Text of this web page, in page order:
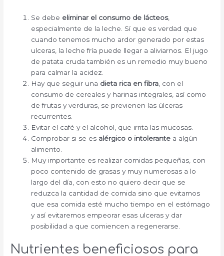
Se debe eliminar el consumo de lácteos,
especialmente de la leche. Sí que es verdad que
cuando tenemos mucho ardor generado por estas
ulceras, la leche fría puede llegar a aliviarnos. El jugo
de patata cruda también es un remedio muy bueno
para calmar la acidez.
Hay que seguir una dieta rica en fibra , con el
consumo de cereales y harinas integrales, así como
de frutas y verduras, se previenen las úlceras
recurrentes.
Evitar el café y el alcohol, que irrita las mucosas.
Comprobar si se es alérgico o intolerante a algún
alimento.
Muy importante es realizar comidas pequeñas, con
poco contenido de grasas y muy numerosas a lo
largo del día, con esto no quiero decir que se
reduzca la cantidad de comida sino que evitamos
que esa comida esté mucho tiempo en el estómago
y así evitaremos empeorar esas ulceras y dar
posibilidad a que comiencen a regenerarse.
Nutrientes beneficiosos para